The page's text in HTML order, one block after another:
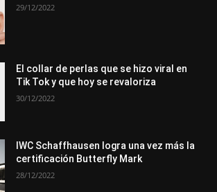
29/12/2022
El collar de perlas que se hizo viral en
Tik Tok y que hoy se revaloriza
30/12/2022
IWC Schaffhausen logra una vez más la
certificación Butterfly Mark
28/12/2022